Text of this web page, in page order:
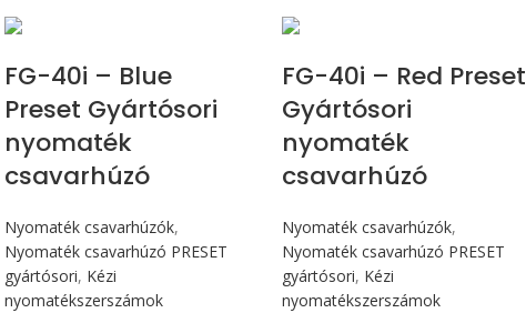
FG-40i – Blue
Preset Gyártósori
nyomaték
csavarhúzó
Nyomaték csavarhúzók,
Nyomaték csavarhúzó PRESET
gyártósori, Kézi
nyomatékszerszámok
FG-40i – Red Preset
Gyártósori
nyomaték
csavarhúzó
Nyomaték csavarhúzók,
Nyomaték csavarhúzó PRESET
gyártósori, Kézi
nyomatékszerszámok